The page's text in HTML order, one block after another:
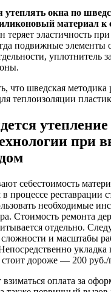
утеплять окна по
материал к
теряет эластичность
подвижные элементы
уплотнитель
что шведская методика
теплоизоляции
при
себестоимость
в процессе реставрации
необходимые
Стоимость ремонта
отдельно.
и масштабы
укладка
стоит дороже — 200 руб./
оплата за